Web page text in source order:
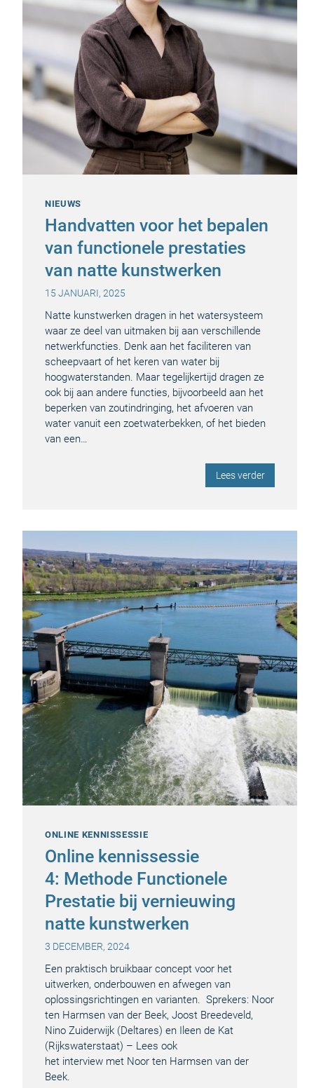
NIEUWS
Handvatten voor het bepalen
van functionele prestaties
van natte kunstwerken
15 JANUARI, 2025
Natte kunstwerken dragen in het watersysteem
waar ze deel van uitmaken bij aan verschillende
netwerkfuncties. Denk aan het faciliteren van
scheepvaart of het keren van water bij
hoogwaterstanden. Maar tegelijkertijd dragen ze
ook bij aan andere functies, bijvoorbeeld aan het
beperken van zoutindringing, het afvoeren van
water vanuit een zoetwaterbekken, of het bieden
van een…
Lees verder
ONLINE KENNISSESSIE
Online kennissessie
4: Methode Functionele
Prestatie bij vernieuwing
natte kunstwerken
3 DECEMBER, 2024
Een praktisch bruikbaar concept voor het
uitwerken, onderbouwen en afwegen van
oplossingsrichtingen en varianten. Sprekers: Noor
ten Harmsen van der Beek, Joost Breedeveld,
Nino Zuiderwijk (Deltares) en Ileen de Kat
(Rijkswaterstaat) – Lees ook
het interview met Noor ten Harmsen van der
Beek.